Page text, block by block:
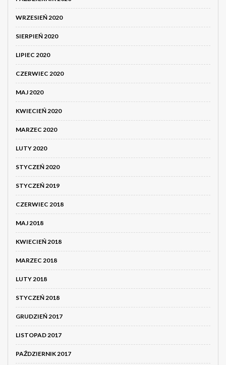
WRZESIEŃ 2020
SIERPIEŃ 2020
LIPIEC 2020
CZERWIEC 2020
MAJ 2020
KWIECIEŃ 2020
MARZEC 2020
LUTY 2020
STYCZEŃ 2020
STYCZEŃ 2019
CZERWIEC 2018
MAJ 2018
KWIECIEŃ 2018
MARZEC 2018
LUTY 2018
STYCZEŃ 2018
GRUDZIEŃ 2017
LISTOPAD 2017
PAŹDZIERNIK 2017